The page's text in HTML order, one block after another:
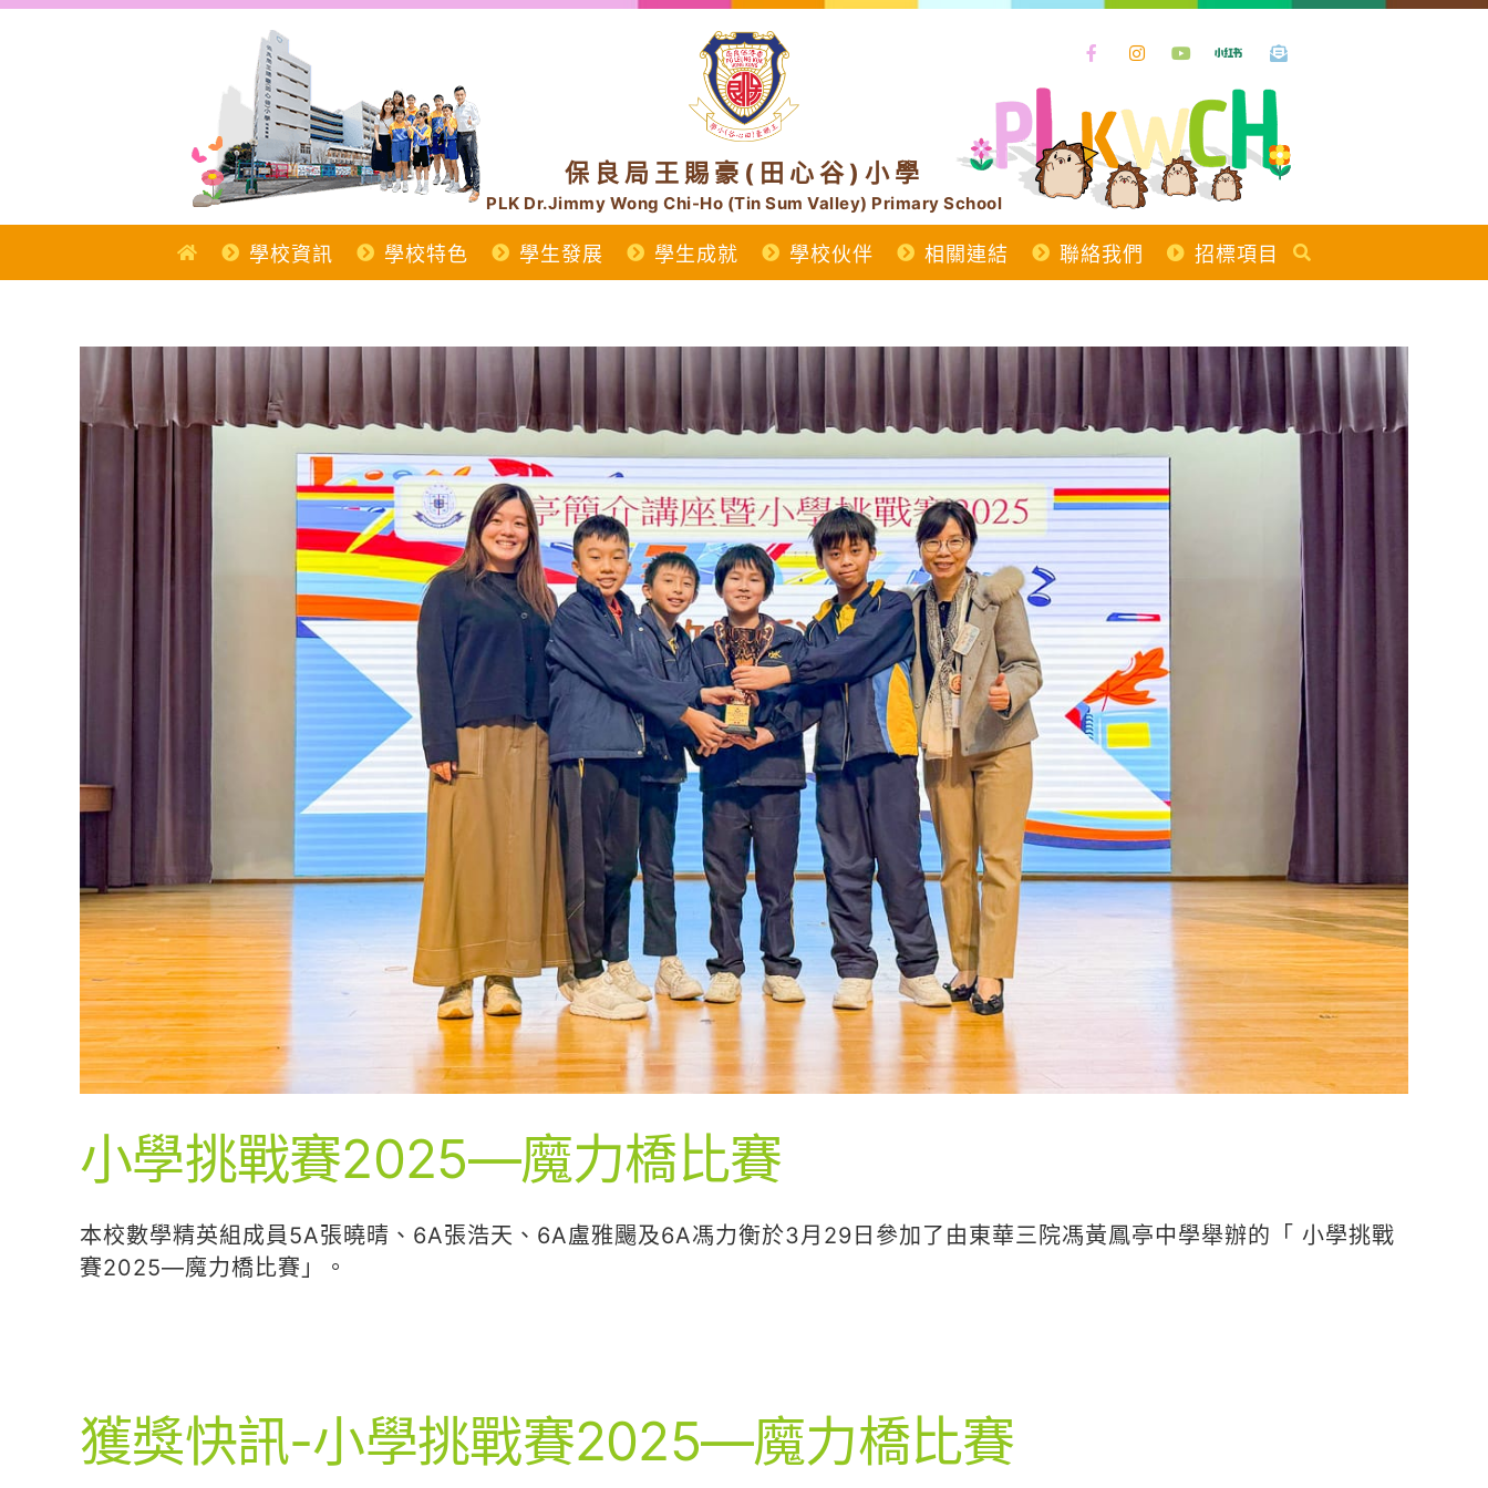
Skip
保良局王賜豪(田心谷)小學
PLK Dr.Jimmy Wong Chi-Ho (Tin Sum Valley) Primary School
學校資訊 學校特色 學生發展 學生成就 學校伙伴 相關連結 聯絡我們 招標項目
小學挑戰賽2025—魔力橋比賽
本校數學精英組成員5A張曉晴、6A張浩天、6A盧雅颺及6A馮力衡於3月29日參加了由東華三院馮黃鳳亭中學舉辦的「 小學挑戰
賽2025—魔力橋比賽」。
獲獎快訊-小學挑戰賽2025—魔力橋比賽